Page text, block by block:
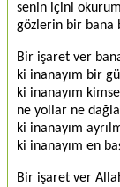
senin içini
gözlerin bir bana
Bir işaret ver
ki inanayım bir
ki inanayım
ne yollar ne
ki inanayım
ki inanayım en
Bir işaret ver